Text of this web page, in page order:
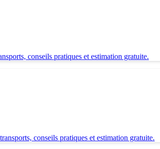
conseils pratiques et estimation gratuite.
conseils pratiques et estimation gratuite.